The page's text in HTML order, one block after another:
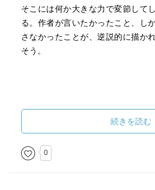
そこには何か大きな力で変節して
る。作者が言いたかったこと、し
さなかったことが、逆説的に描か
そう。
続きを読む
0